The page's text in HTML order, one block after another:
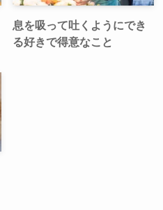
息を吸って吐くようにでき
る好きで得意なこと